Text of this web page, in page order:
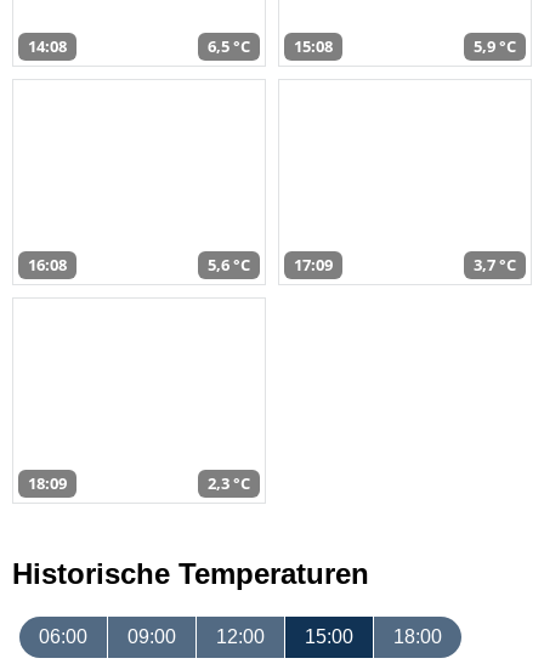
14:08 6,5 °C 15:08 5,9 °C
16:08 5,6 °C 17:09 3,7 °C
18:09 2,3 °C
Historische Temperaturen
06:00 09:00 12:00 15:00 18:00